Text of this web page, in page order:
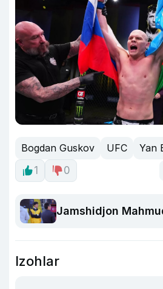
Bogdan Guskov UFC
Yan
1
0
Jamshidjon
Izohlar